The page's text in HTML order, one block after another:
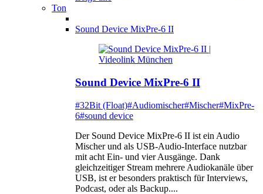
Ton
Sound Device MixPre-6 II
Sound Device MixPre-6 II
#32Bit (Float)#Audiomischer#Mischer#MixPre-
6#sound device
Der Sound Device MixPre-6 II ist ein Audio
Mischer und als USB-Audio-Interface nutzbar
mit acht Ein- und vier Ausgänge. Dank
gleichzeitiger Stream mehrere Audiokanäle über
USB, ist er besonders praktisch für Interviews,
Podcast, oder als Backup....